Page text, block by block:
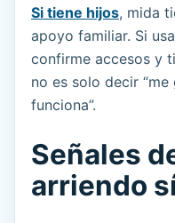
Si tiene hijos, mida
apoyo familiar. Si
confirme accesos y
no es solo decir “me
funciona”.
Señales
arriendo